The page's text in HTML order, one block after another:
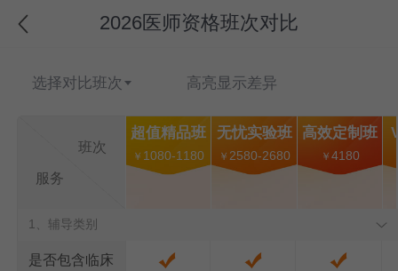
2026医师资格班次对比
选择对比班次 高亮显示差异
班次
服务
超值精品班
￥ 1080-1180
无忧实验班
￥ 2580-2680
高效定制班
￥ 4180
1、辅导类别
是否包含临床